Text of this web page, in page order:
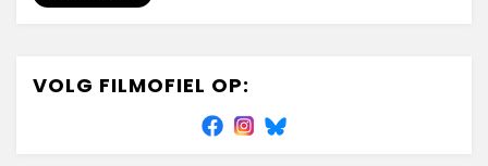
VOLG FILMOFIEL OP: